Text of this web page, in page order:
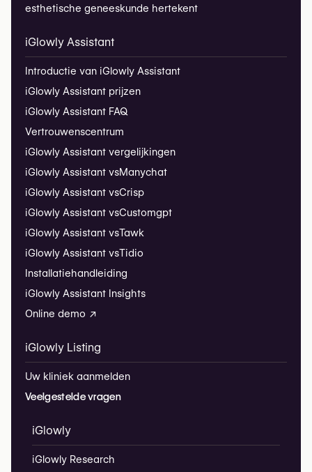
esthetische geneeskunde hertekent
iGlowly Assistant
Introductie van iGlowly Assistant
iGlowly Assistant prijzen
iGlowly Assistant FAQ
Vertrouwenscentrum
iGlowly Assistant vergelijkingen
iGlowly Assistant vsManychat
iGlowly Assistant vsCrisp
iGlowly Assistant vsCustomgpt
iGlowly Assistant vsTawk
iGlowly Assistant vsTidio
Installatiehandleiding
iGlowly Assistant Insights
Online demo ↗
iGlowly Listing
Uw kliniek aanmelden
Veelgestelde vragen
iGlowly
iGlowly Research